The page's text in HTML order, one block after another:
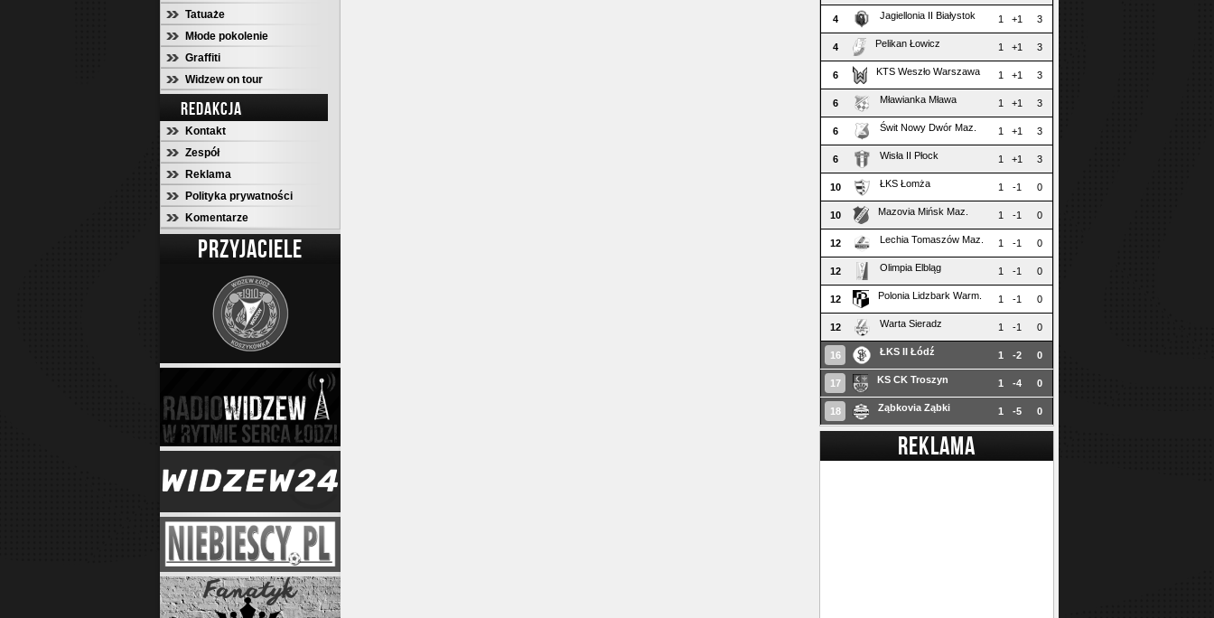
Tatuaże
Młode pokolenie
Graffiti
Widzew on tour
REDAKCJA
Kontakt
Zespół
Reklama
Polityka prywatności
Komentarze
PRZYJACIELE
4 Jagiellonia II Białystok 1 +1 3
4 Pelikan Łowicz 1 +1 3
6 KTS Weszło Warszawa 1 +1 3
6 Mławianka Mława 1 +1 3
6 Świt Nowy Dwór Maz. 1 +1 3
6 Wisła II Płock 1 +1 3
10 ŁKS Łomża 1 -1 0
10 Mazovia Mińsk Maz. 1 -1 0
12 Lechia Tomaszów Maz. 1 -1 0
12 Olimpia Elbląg 1 -1 0
12 Polonia Lidzbark Warm. 1 -1 0
12 Warta Sieradz 1 -1 0
16 ŁKS II Łódź 1 -2 0
17 KS CK Troszyn 1 -4 0
18 Ząbkovia Ząbki 1 -5 0
REKLAMA